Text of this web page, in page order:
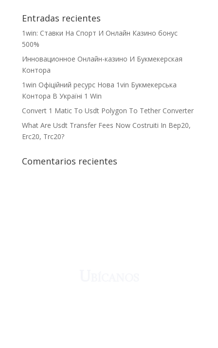
Entradas recientes
1win: Ставки На Cпорт И Онлайн Казино бонус
500%
Инновационное Онлайн-казино И Букмекерская
Контора
1win Офіційний ресурс Нова 1vin Букмекерська
Контора В Україні 1 Win
Convert 1 Matic To Usdt Polygon To Tether Converter
What Are Usdt Transfer Fees Now Costruiti In Bep20,
Erc20, Trc20?
Comentarios recientes